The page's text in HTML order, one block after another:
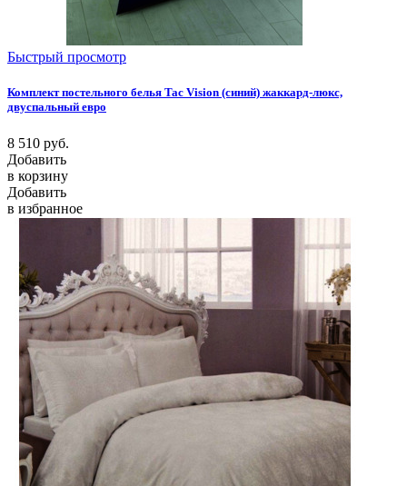
Быстрый просмотр
Комплект постельного белья Tac Vision (синий) жаккард-люкс,
двуспальный евро
8 510 руб.
Добавить
в корзину
Добавить
в избранное